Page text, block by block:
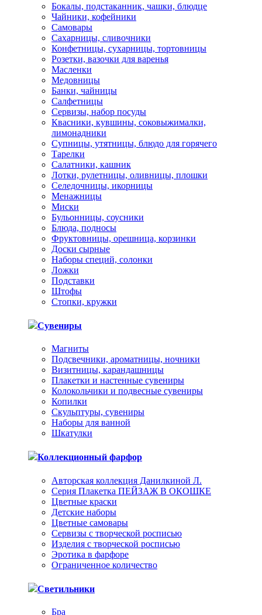
Бокалы, подстаканник, чашки, блюдце
Чайники, кофейники
Самовары
Сахарницы, сливочники
Конфетницы, сухарницы, тортовницы
Розетки, вазочки для варенья
Масленки
Медовницы
Банки, чайницы
Салфетницы
Сервизы, набор посуды
Квасники, кувшины, соковыжималки,
лимонадники
Супницы, утятницы, блюдо для горячего
Тарелки
Салатники, кашник
Лотки, рулетницы, оливницы, плошки
Селедочницы, икорницы
Менажницы
Миски
Бульонницы, соусники
Блюда, подносы
Фруктовницы, орешница, корзинки
Доски сырные
Наборы специй, солонки
Ложки
Подставки
Штофы
Стопки, кружки
Сувениры
Магниты
Подсвечники, ароматницы, ночники
Визитницы, карандашницы
Плакетки и настенные сувениры
Колокольчики и подвесные сувениры
Копилки
Скульптуры, сувениры
Наборы для ванной
Шкатулки
Коллекционный фарфор
Авторская коллекция Данилкиной Л.
Серия Плакетка ПЕЙЗАЖ В ОКОШКЕ
Цветные краски
Детские наборы
Цветные самовары
Сервизы с творческой росписью
Изделия с творческой росписью
Эротика в фарфоре
Ограниченное количество
Светильники
Бра